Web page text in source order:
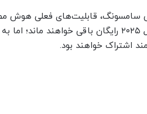
حداقل تا پایان سال ۲۰۲۵ رایگان باقی
اشتراک خواهند بود.